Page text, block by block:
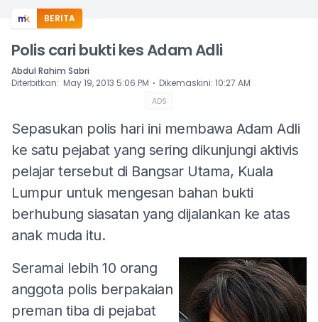
BERITA
Polis cari bukti kes Adam Adli
Abdul Rahim Sabri
Diterbitkan: May 19, 2013 5:06 PM ⋅ Dikemaskini: 10:27 AM
ADS
Sepasukan polis hari ini membawa Adam Adli
ke satu pejabat yang sering dikunjungi aktivis
pelajar tersebut di Bangsar Utama, Kuala
Lumpur untuk mengesan bahan bukti
berhubung siasatan yang dijalankan ke atas
anak muda itu.
Seramai lebih 10 orang
anggota polis berpakaian
preman tiba di pejabat